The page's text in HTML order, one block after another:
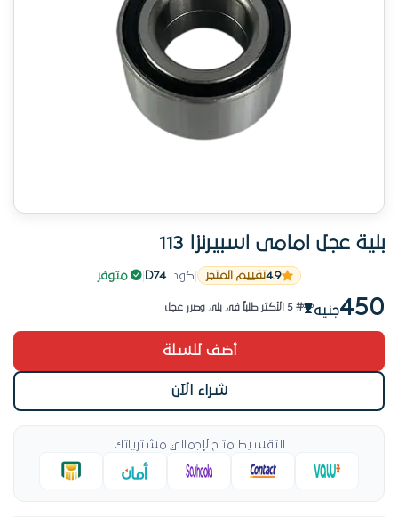
بلية عجل امامى اسبيرنزا 113
4.9تقييم المتجر كود:D74 متوفر
450جنيه
منتج جديد
# 5 الأكثر طلباً في بلي وصرر عجل
منتج جديد
أضف للسلة
شراء الآن
التقسيط متاح لإجمالي مشترياتك